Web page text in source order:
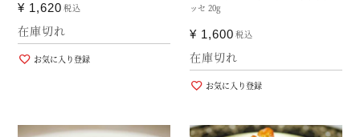
¥ 1,620 税込
在庫切れ
お気に入り登録
ッセ 20g
¥ 1,600 税込
在庫切れ
お気に入り登録